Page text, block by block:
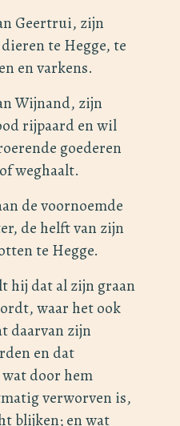
Geertrui, zijn
te Hegge, te
en varkens.
Wijnand, zijn
rijpaard en wil
goederen
weghaalt.
de voornoemde
de helft van zijn
te Hegge.
hij dat al zijn graan
waar het ook
daarvan zijn
en dat
door hem
verworven is,
blijken; en wat